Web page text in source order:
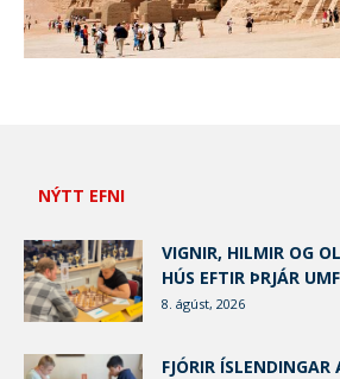
NÝTT EFNI
VIGNIR, HILMIR OG
HÚS EFTIR ÞRJÁR
8. ágúst, 2026
FJÓRIR